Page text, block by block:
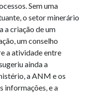
Sem uma
o setor minerário
a criação de um
um conselho
a atividade entre
ainda a
a ANM e os
informações, e a